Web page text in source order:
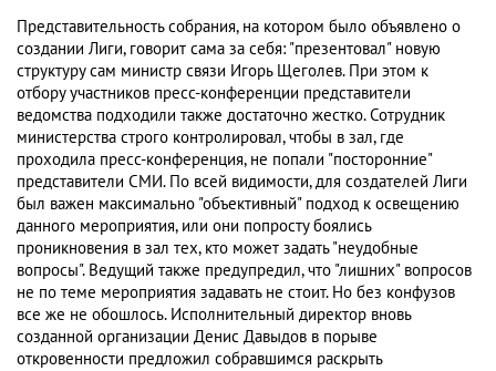
Представительность собрания, на котором было объявлено о
создании Лиги, говорит сама за себя: "презентовал" новую
структуру сам министр связи Игорь Щеголев. При этом к
отбору участников пресс-конференции представители
ведомства подходили также достаточно жестко. Сотрудник
министерства строго контролировал, чтобы в зал, где
проходила пресс-конференция, не попали "посторонние"
представители СМИ. По всей видимости, для создателей Лиги
был важен максимально "объективный" подход к освещению
данного мероприятия, или они попросту боялись
проникновения в зал тех, кто может задать "неудобные
вопросы". Ведущий также предупредил, что "лишних" вопросов
не по теме мероприятия задавать не стоит. Но без конфузов
все же не обошлось. Исполнительный директор вновь
созданной организации Денис Давыдов в порыве
откровенности предложил собравшимся раскрыть